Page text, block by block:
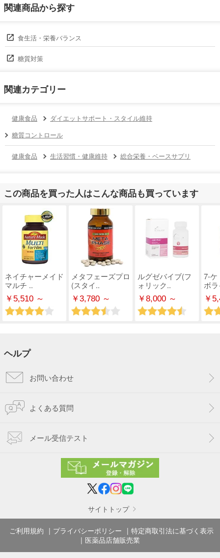
関連商品から探す
食生活・栄養バランス
糖質対策
関連カテゴリー
健康食品
ダイエットサポート・スタイル維持
糖質コントロール
健康食品 生活習慣・健康維持 総合栄養・ベースサプリ
この商品を買った人はこんな商品も買っています
ネイチャーメイド
マルチ ..
￥5,510 ～
メタフェーズプロ
(スタイ..
￥3,780 ～
ルグゼバイブ(フ
ォリック..
￥8,000 ～
7-ケ
ボ
￥
ヘルプ
お問い合わせ
よくある質問
メール受信テスト
サイトトップ
ご利用規約 プライバシーポリシー
特定商取引法に基づく表示
医薬品店舗販売業